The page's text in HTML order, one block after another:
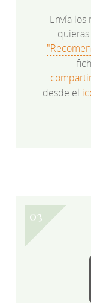
Envía
desde el